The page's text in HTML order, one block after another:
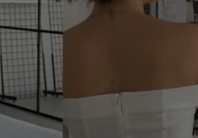
del Arte
Estilos Clásicos
y